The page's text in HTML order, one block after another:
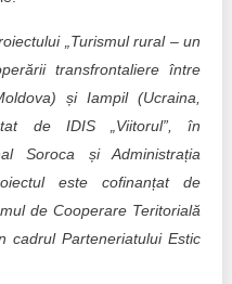
„Turismul rural – un
transfrontaliere între
și Iampil (Ucraina,
de IDIS „Viitorul”, în
Soroca și Administrația
este cofinanțat de
de Cooperare Teritorială
cadrul Parteneriatului Estic